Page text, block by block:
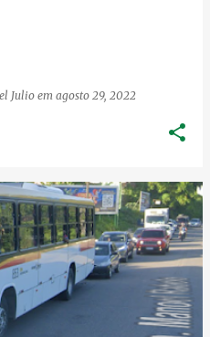
Julioem agosto 29, 2022